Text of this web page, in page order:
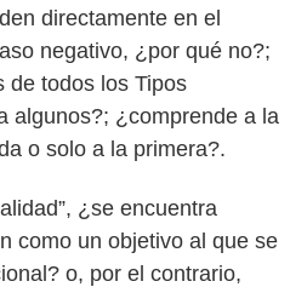
directamente en el
negativo, ¿por qué no?;
de todos los Tipos
algunos?; ¿comprende a la
o solo a la primera?.
¿se encuentra
como un objetivo al que se
o, por el contrario,